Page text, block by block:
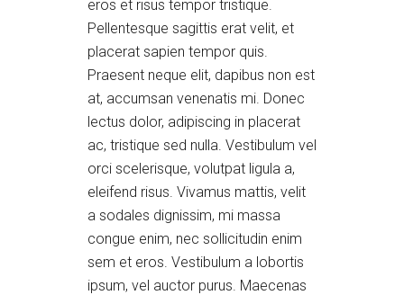
eros et risus tempor tristique.
Pellentesque sagittis erat velit, et
placerat sapien tempor quis.
Praesent neque elit, dapibus non est
at, accumsan venenatis mi. Donec
lectus dolor, adipiscing in placerat
ac, tristique sed nulla. Vestibulum vel
orci scelerisque, volutpat ligula a,
eleifend risus. Vivamus mattis, velit
a sodales dignissim, mi massa
congue enim, nec sollicitudin enim
sem et eros. Vestibulum a lobortis
ipsum, vel auctor purus. Maecenas